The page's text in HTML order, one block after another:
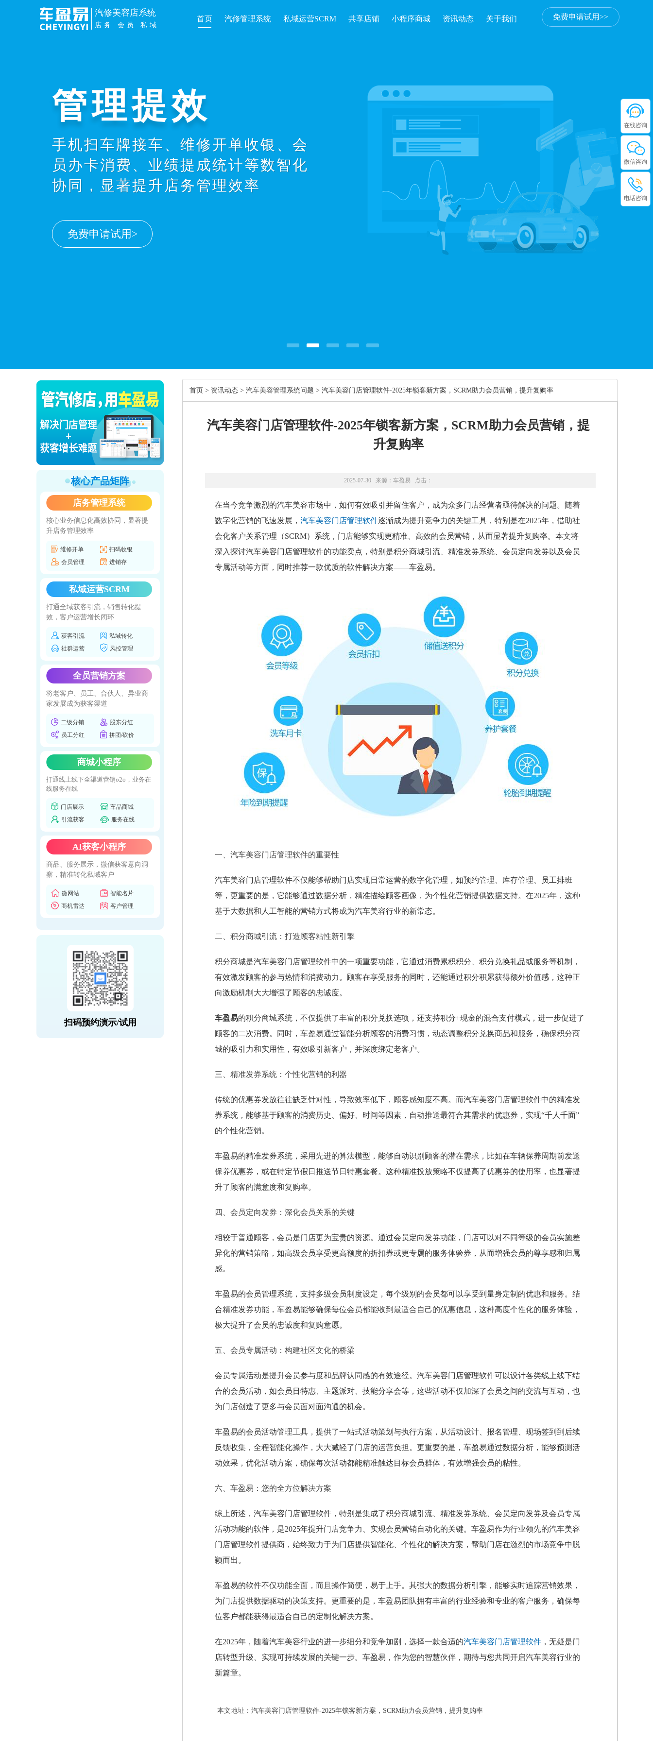
免费申请试用>>
汽修美容店系统
店务·会员·私域
首页 汽修管理系统 私域运营SCRM 共享店铺 小程序商城 资讯动态 关于我们
管理提效
手机扫车牌接车、维修开单收银、会
员办卡消费、业绩提成统计等数智化
协同，显著提升店务管理效率
免费申请试用>
核心产品矩阵
店务管理系统
核心业务信息化高效协同，显著提
升店务管理效率
维修开单
扫码收银
会员管理
进销存
私域运营SCRM
打通全域获客引流，销售转化提
效，客户运营增长闭环
获客引流
私域转化
社群运营
风控管理
全员营销方案
将老客户、员工、合伙人、异业商
家发展成为获客渠道
二级分销
股东分红
员工分红
拼团/砍价
商城小程序
打通线上线下全渠道营销o2o，业务在
线服务在线
门店展示
车品商城
引流获客
服务在线
AI获客小程序
商品、服务展示，微信获客意向洞
察，精准转化私域客户
微网站
智能名片
商机雷达
客户管理
扫码预约演示/试用
首页 > 资讯动态 > 汽车美容管理系统问题 > 汽车美容门店管理软件-2025年锁客新方案，SCRM助力会员营销，提升复购率
汽车美容门店管理软件-2025年锁客新方案，SCRM助力会员营销，提
升复购率
2025-07-30 来源： 车盈易 点击：
在当今竞争激烈的汽车美容市场中，如何有效吸引并留住客户，成为众多门店经营者亟待解决的问题。随着
数字化营销的飞速发展， 汽车美容门店管理软件逐渐成为提升竞争力的关键工具，特别是在2025年，借助社
会化客户关系管理（SCRM）系统，门店能够实现更精准、高效的会员营销，从而显著提升复购率。本文将
深入探讨汽车美容门店管理软件的功能卖点，特别是积分商城引流、精准发券系统、会员定向发券以及会员
专属活动等方面，同时推荐一款优质的软件解决方案——车盈易。
一、汽车美容门店管理软件的重要性
汽车美容门店管理软件不仅能够帮助门店实现日常运营的数字化管理，如预约管理、库存管理、员工排班
等，更重要的是，它能够通过数据分析，精准描绘顾客画像，为个性化营销提供数据支持。在2025年，这种
基于大数据和人工智能的营销方式将成为汽车美容行业的新常态。
二、积分商城引流：打造顾客粘性新引擎
积分商城是汽车美容门店管理软件中的一项重要功能，它通过消费累积积分、积分兑换礼品或服务等机制，
有效激发顾客的参与热情和消费动力。顾客在享受服务的同时，还能通过积分积累获得额外价值感，这种正
向激励机制大大增强了顾客的忠诚度。
车盈易的积分商城系统，不仅提供了丰富的积分兑换选项，还支持积分+现金的混合支付模式，进一步促进了
顾客的二次消费。同时，车盈易通过智能分析顾客的消费习惯，动态调整积分兑换商品和服务，确保积分商
城的吸引力和实用性，有效吸引新客户，并深度绑定老客户。
三、精准发券系统：个性化营销的利器
传统的优惠券发放往往缺乏针对性，导致效率低下，顾客感知度不高。而汽车美容门店管理软件中的精准发
券系统，能够基于顾客的消费历史、偏好、时间等因素，自动推送最符合其需求的优惠券，实现“千人千面”
的个性化营销。
车盈易的精准发券系统，采用先进的算法模型，能够自动识别顾客的潜在需求，比如在车辆保养周期前发送
保养优惠券，或在特定节假日推送节日特惠套餐。这种精准投放策略不仅提高了优惠券的使用率，也显著提
升了顾客的满意度和复购率。
四、会员定向发券：深化会员关系的关键
相较于普通顾客，会员是门店更为宝贵的资源。通过会员定向发券功能，门店可以对不同等级的会员实施差
异化的营销策略，如高级会员享受更高额度的折扣券或更专属的服务体验券，从而增强会员的尊享感和归属
感。
车盈易的会员管理系统，支持多级会员制度设定，每个级别的会员都可以享受到量身定制的优惠和服务。结
合精准发券功能，车盈易能够确保每位会员都能收到最适合自己的优惠信息，这种高度个性化的服务体验，
极大提升了会员的忠诚度和复购意愿。
五、会员专属活动：构建社区文化的桥梁
会员专属活动是提升会员参与度和品牌认同感的有效途径。汽车美容门店管理软件可以设计各类线上线下结
合的会员活动，如会员日特惠、主题派对、技能分享会等，这些活动不仅加深了会员之间的交流与互动，也
为门店创造了更多与会员面对面沟通的机会。
车盈易的会员活动管理工具，提供了一站式活动策划与执行方案，从活动设计、报名管理、现场签到到后续
反馈收集，全程智能化操作，大大减轻了门店的运营负担。更重要的是，车盈易通过数据分析，能够预测活
动效果，优化活动方案，确保每次活动都能精准触达目标会员群体，有效增强会员的粘性。
六、车盈易：您的全方位解决方案
综上所述，汽车美容门店管理软件，特别是集成了积分商城引流、精准发券系统、会员定向发券及会员专属
活动功能的软件，是2025年提升门店竞争力、实现会员营销自动化的关键。车盈易作为行业领先的汽车美容
门店管理软件提供商，始终致力于为门店提供智能化、个性化的解决方案，帮助门店在激烈的市场竞争中脱
颖而出。
车盈易的软件不仅功能全面，而且操作简便，易于上手。其强大的数据分析引擎，能够实时追踪营销效果，
为门店提供数据驱动的决策支持。更重要的是，车盈易团队拥有丰富的行业经验和专业的客户服务，确保每
位客户都能获得最适合自己的定制化解决方案。
在2025年，随着汽车美容行业的进一步细分和竞争加剧，选择一款合适的汽车美容门店管理软件，无疑是门
店转型升级、实现可持续发展的关键一步。车盈易，作为您的智慧伙伴，期待与您共同开启汽车美容行业的
新篇章。
本文地址： 汽车美容门店管理软件-2025年锁客新方案，SCRM助力会员营销，提升复购率
在线咨询
微信咨询
电话咨询